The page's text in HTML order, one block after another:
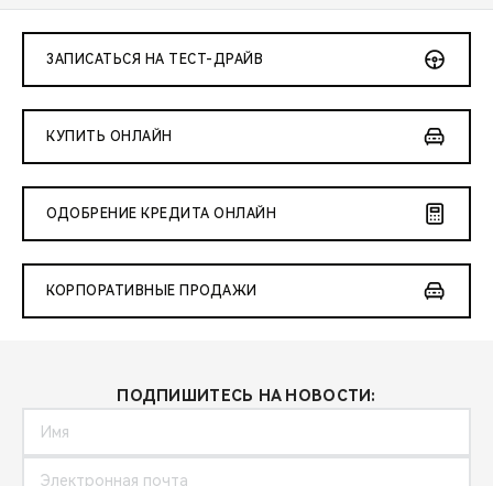
ЗАПИСАТЬСЯ НА ТЕСТ-ДРАЙВ
КУПИТЬ ОНЛАЙН
ОДОБРЕНИЕ КРЕДИТА ОНЛАЙН
КОРПОРАТИВНЫЕ ПРОДАЖИ
ПОДПИШИТЕСЬ НА НОВОСТИ: